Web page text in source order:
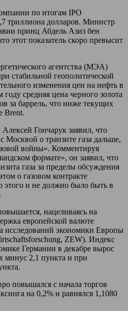
по итогам IPO
триллиона долларов. Министр
принц Абдель Азиз бен
этот показатель скоро превысит
агентства (МЭА)
стабильной геополитической
изменения цен на нефть в
средняя цена черного золота
за баррель, что ниже текущих
Brent.
Гончарук заявил, что
Москвой о транзите газа дальше,
войны». Комментируя
формате», он заявил, что
газа за пределы обсуждения
о газовом контракте
этого и не должно было быть в
нацеливаясь на
европейской валюте
исследований экономики Европы
ZEW). Индекс
Германии в декабре вырос
минус 2,1 пункта и при
повышался с начала торгов
на 0,2% и равнялся 1,1080